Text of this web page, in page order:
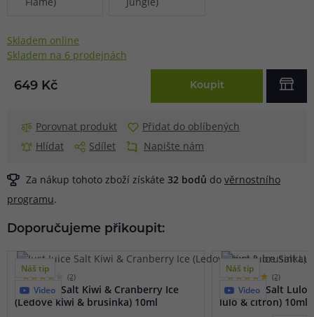
Skladem online
Skladem na 6 prodejnách
649 Kč Koupit
Porovnat produkt
Přidat do oblíbených
Hlídat
Sdílet Napište nám
Za nákup tohoto zboží získáte 32 bodů do věrnostního
programu.
Doporučujeme přikoupit:
Náš tip
Video
(2)
Just Juice Salt Kiwi & Cranberry Ice
(Ledové kiwi & brusinka) 10ml
Náš tip
Video
(2)
Just Juice Salt
lulo & citron) 10ml